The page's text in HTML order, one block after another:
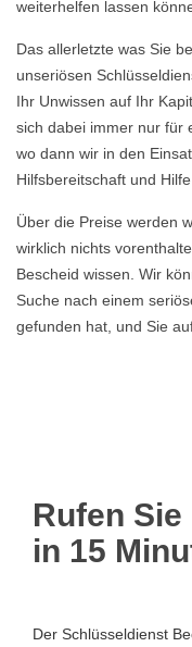
weiterhelfen lassen
Das allerletzte was Sie
unseriösen
Ihr Unwissen auf Ihr
sich dabei immer nur für
wo dann wir in den
Hilfsbereitschaft und Hilfe
Über die Preise werden
wirklich nichts
Bescheid wissen. Wir
Suche nach einem
gefunden hat, und Sie
Rufen
in 15
Der Schlüsseldienst